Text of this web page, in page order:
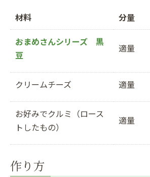
材料
分量
おまめさんシリーズ 黒
豆
適量
クリームチーズ 適量
お好みでクルミ（ロース
トしたもの）
適量
作り方